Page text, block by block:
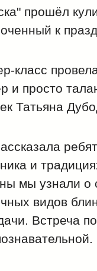
прошёл
к
класс
и просто
Татьяна
и
мы узнали о
видов
Встреча